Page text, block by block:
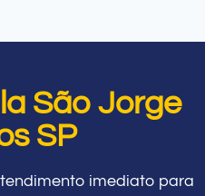
São Jorge
SP
imediato para